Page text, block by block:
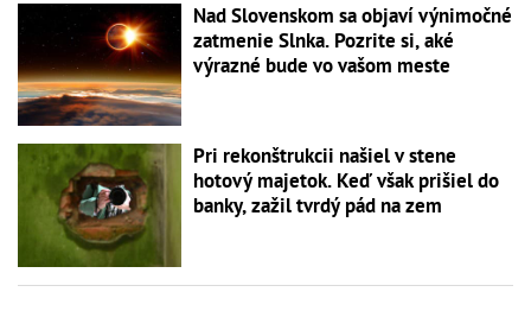
Nad Slovenskom sa objaví výnimočné
zatmenie Slnka. Pozrite si, aké
výrazné bude vo vašom meste
Pri rekonštrukcii našiel v stene
hotový majetok. Keď však prišiel do
banky, zažil tvrdý pád na zem